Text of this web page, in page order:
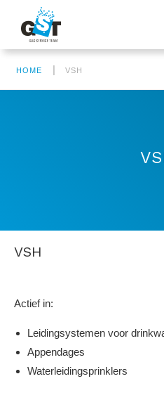
HOME | VSH
VSH
Actief in:
Leidingsystemen voor
Appendages
Waterleidingsprinklers